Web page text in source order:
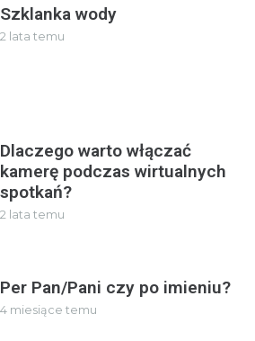
Szklanka wody
2 lata temu
Dlaczego warto włączać
kamerę podczas wirtualnych
spotkań?
2 lata temu
Per Pan/Pani czy po imieniu?
4 miesiące temu